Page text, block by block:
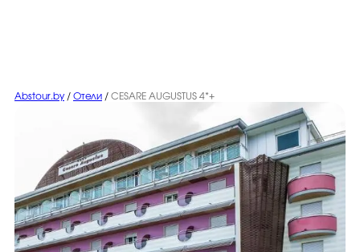
Abstour.by / Отели / CESARE AUGUSTUS 4*+